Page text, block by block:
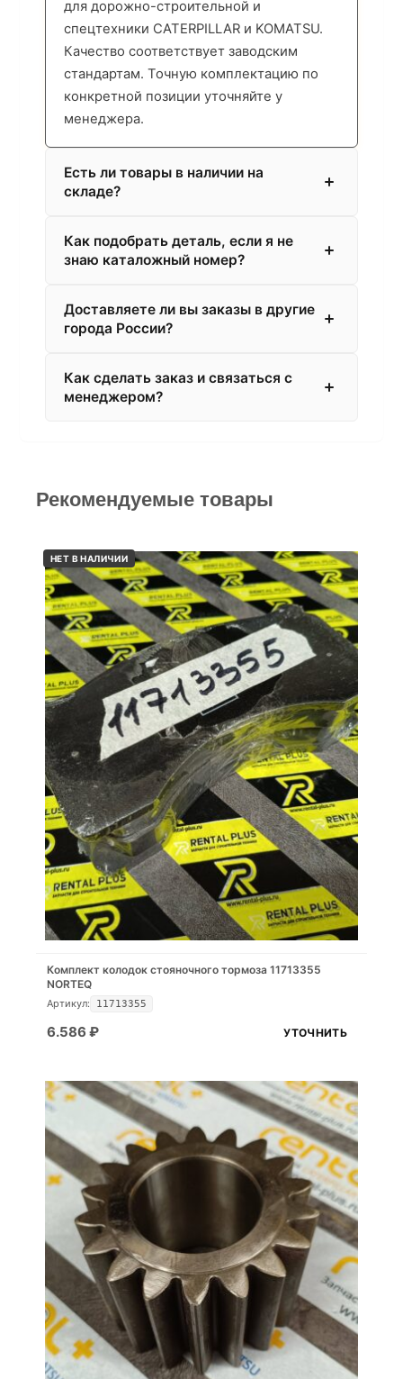
для дорожно-строительной и
спецтехники CATERPILLAR и KOMATSU.
Качество соответствует заводским
стандартам. Точную комплектацию по
конкретной позиции уточняйте у
менеджера.
Есть ли товары в наличии на
складе?
Как подобрать деталь, если я не
знаю каталожный номер?
Доставляете ли вы заказы в другие
города России?
Как сделать заказ и связаться с
менеджером?
Рекомендуемые товары
НЕТ В НАЛИЧИИ
Комплект колодок стояночного тормоза 11713355
NORTEQ
Артикул: 11713355
6.586 ₽ УТОЧНИТЬ